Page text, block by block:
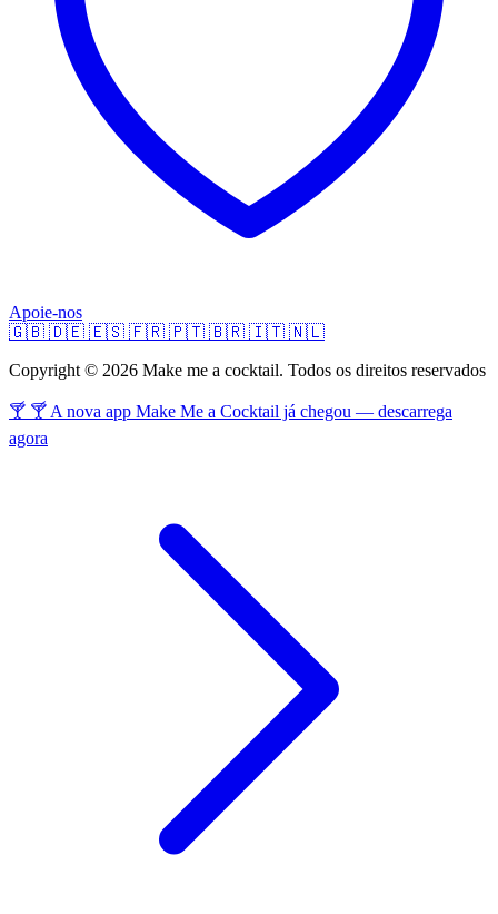
Apoie-nos
🇬🇧 🇩🇪 🇪🇸 🇫🇷 🇵🇹 🇧🇷 🇮🇹 🇳🇱
Copyright © 2026 Make me a cocktail. Todos os direitos reservados
🍸 🍸 A nova app Make Me a Cocktail já chegou — descarrega
agora